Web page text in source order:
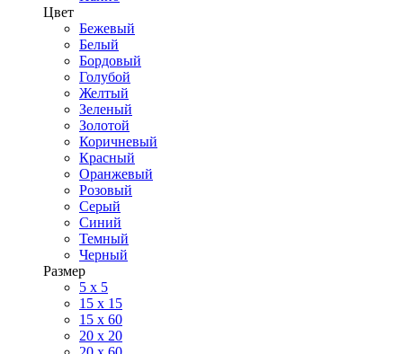
Цвет
Бежевый
Белый
Бордовый
Голубой
Желтый
Зеленый
Золотой
Коричневый
Красный
Оранжевый
Розовый
Серый
Синий
Темный
Черный
Размер
5 x 5
15 x 15
15 x 60
20 х 20